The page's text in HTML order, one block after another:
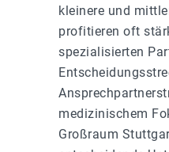
kleinere und
profitieren oft
spezialisierten
medizinischem
Großraum